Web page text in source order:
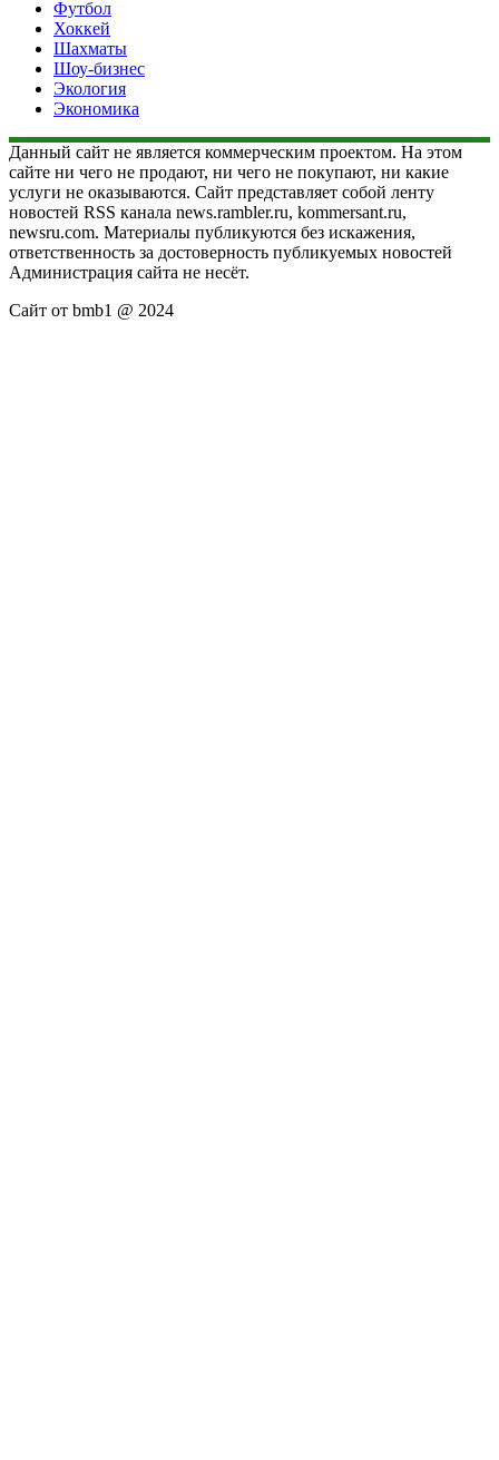
Футбол
Хоккей
Шахматы
Шоу-бизнес
Экология
Экономика
Данный сайт не является коммерческим проектом. На этом
сайте ни чего не продают, ни чего не покупают, ни какие
услуги не оказываются. Сайт представляет собой ленту
новостей RSS канала news.rambler.ru, kommersant.ru,
newsru.com. Материалы публикуются без искажения,
ответственность за достоверность публикуемых новостей
Администрация сайта не несёт.
Сайт от bmb1 @ 2024